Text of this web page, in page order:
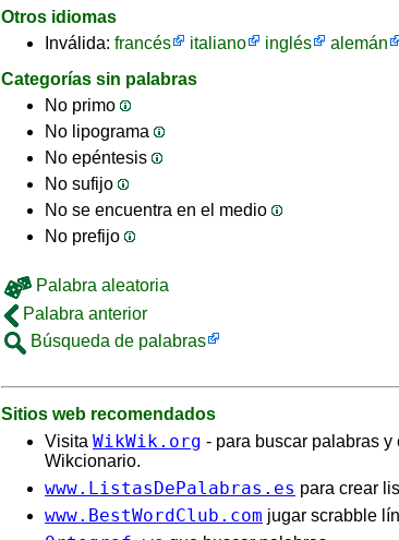
Otros idiomas
Inválida: francés italiano inglés alemán
Categorías sin palabras
No primo
No lipograma
No epéntesis
No sufijo
No se encuentra en el medio
No prefijo
Palabra aleatoria
Palabra anterior
Búsqueda de palabras
Sitios web recomendados
Visita WikWik.org - para buscar palabras
Wikcionario.
www.ListasDePalabras.es para crear
www.BestWordClub.com jugar scrabble